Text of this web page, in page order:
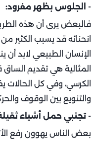
- الجلوس بظهر مفرود:
فالبعض يرى أن هذه
انحنائه قد يسبب الكثير
الإنسان الطبيعي لابد
المثالية هي تقديم الساق
الكرسي، وفي كل الحالات
والتنويع بين الوقوف
- تجنبي حمل أشياء
بعض الناس يهوون رفع